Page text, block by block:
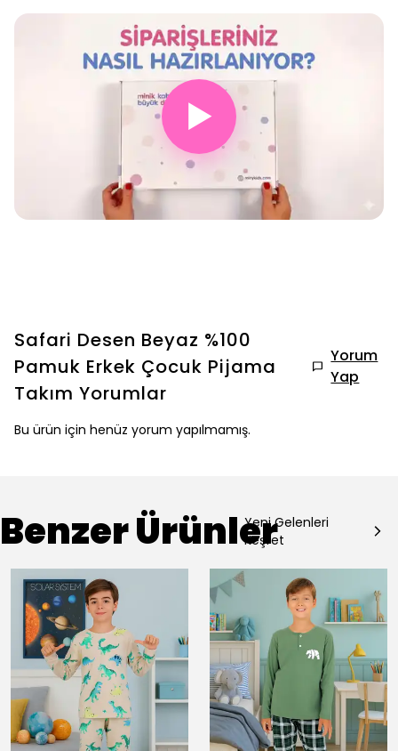
▶
Safari Desen Beyaz %100
Pamuk Erkek Çocuk Pijama
Takım Yorumlar
Yorum
Yap
Bu ürün için henüz yorum yapılmamış.
Benzer ÜrünlerYeni Gelenleri
Keşfet